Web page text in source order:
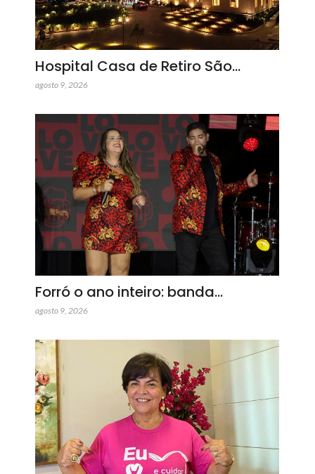
Hospital Casa de Retiro São…
agosto 9, 2026
Forró o ano inteiro: banda…
agosto 9, 2026